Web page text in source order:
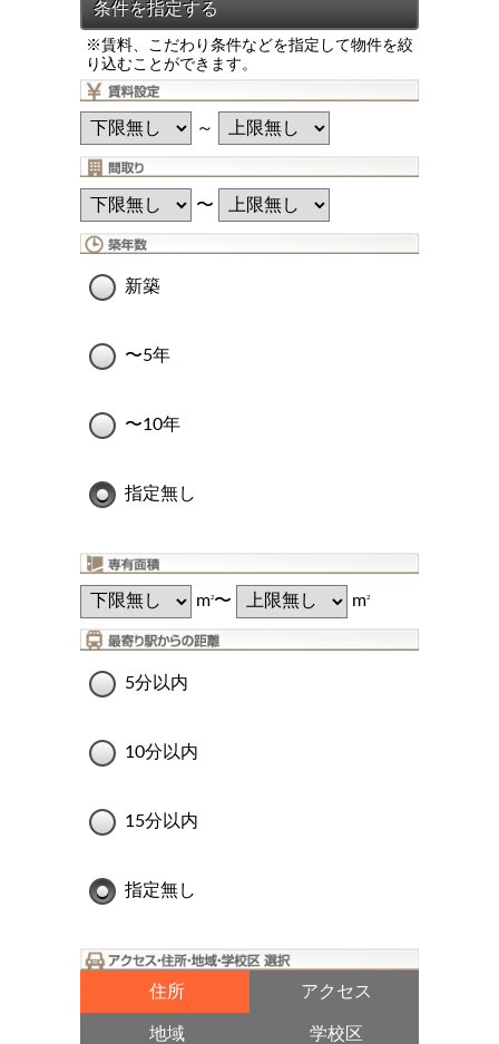
※賃料、こだわり条件などを指定して物件を絞
り込むことができます。
～
〜
新築
〜5年
〜10年
指定無し
m2〜 m2
5分以内
10分以内
15分以内
指定無し
住所 アクセス
地域 学校区